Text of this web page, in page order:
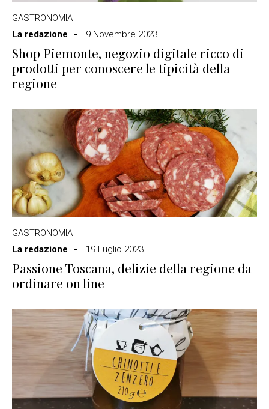
GASTRONOMIA
La redazione
9 Novembre 2023
Shop Piemonte, negozio digitale ricco di
prodotti per conoscere le tipicità della
regione
GASTRONOMIA
La redazione
19 Luglio 2023
Passione Toscana, delizie della regione da
ordinare on line